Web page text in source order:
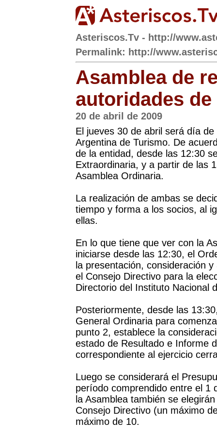
Asteriscos.Tv - http://
Permalink: http://
Asamblea de
autoridades de
20 de abril de 2009
El jueves 30 de abril será día
Argentina de Turismo. De
de la entidad, desde las 12:30
Extraordinaria, y a partir de las
Asamblea Ordinaria.
La realización de ambas se
tiempo y forma a los socios, al
ellas.
En lo que tiene que ver con la
iniciarse desde las 12:30, el
la presentación, consideración
el Consejo Directivo para la
Directorio del Instituto Nacional
Posteriormente, desde las
General Ordinaria para
punto 2, establece la
estado de Resultado e Informe
correspondiente al ejercicio
Luego se considerará el
período comprendido entre el 1
la Asamblea también se
Consejo Directivo (un máximo
máximo de 10.